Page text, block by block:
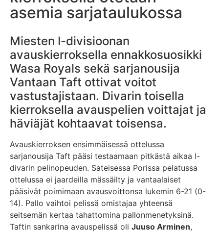
asemia sarjataulukossa
Miesten I-divisioonan
avauskierroksella ennakkosuosikki
Wasa Royals sekä sarjanousija
Vantaan Taft ottivat voitot
vastustajistaan. Divarin toisella
kierroksella avauspelien voittajat ja
häviäjät kohtaavat toisensa.
Avauskierroksen ensimmäisessä ottelussa
sarjanousija Taft pääsi testaamaan pitkästä aikaa I-
divarin pelinopeuden. Sateisessa Porissa pelatussa
ottelussa ei jaardeilla mässäilty ja vantaalaiset
pääsivät poimimaan avausvoittonsa lukemin 6-21 (0-
14). Pallo vaihtoi pelissä omistajaa yhteensä
seitsemän kertaa tahattomina pallonmenetyksinä.
Taftin sankarina avauspelissä oli Juuso Arminen,